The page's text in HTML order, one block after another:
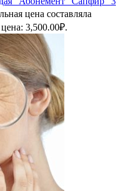
цена составляла
3,500.00₽.